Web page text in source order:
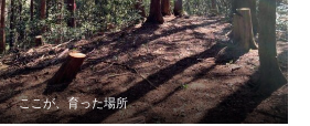
ここが、育った場所